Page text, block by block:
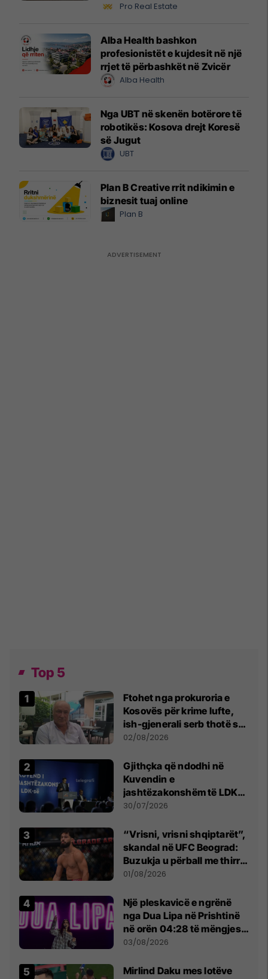
Pro Real Estate
Alba Health bashkon
profesionistët e kujdesit në një
rrjet të përbashkët në Zvicër
Alba Health
Nga UBT në skenën botërore të
robotikës: Kosova drejt Koresë
së Jugut
UBT
Plan B Creative rrit ndikimin e
biznesit tuaj online
Plan B
Top 5
Ftohet nga prokuroria e
Kosovës për krime lufte,
ish-gjenerali serb thotë se
dikush e tradhtoi në
02/08/2026
Gjithçka që ndodhi në
Kuvendin e
jashtëzakonshëm të LDK-
së
30/07/2026
“Vrisni, vrisni shqiptarët”,
skandal në UFC Beograd:
Buzukja u përball me thirrje
anti-shqiptare nga
01/08/2026
Një pleskavicë e ngrënë
nga Dua Lipa në Prishtinë
në orën 04:28 të mëngjesit
- dhe bota digjitale serbe
03/08/2026
Mirlind Daku mes lotëve